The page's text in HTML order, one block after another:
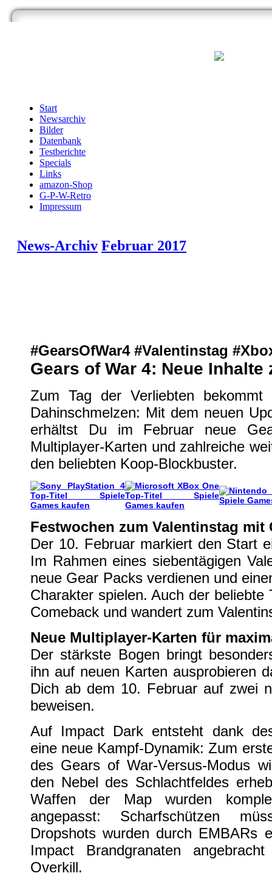
Start
Newsarchiv
Bilder
Datenbank
Testberichte
Specials
Links
amazon-Shop
G-P-W-Retro
Impressum
News-Archiv Februar 2017
#GearsOfWar4 #Valentinstag
Gears of War 4: Neue
Zum Tag der Verliebten
Dahinschmelzen: Mit dem neuen
erhältst Du im Februar neue
Multiplayer-Karten und zahlreiche
den beliebten Koop-Blockbuster.
Festwochen zum Valentinstag mit
Der 10. Februar markiert den Start
Im Rahmen eines siebentägigen
neue Gear Packs verdienen und
Charakter spielen. Auch der beliebte
Comeback und wandert zum
Neue Multiplayer-Karten für
Der stärkste Bogen bringt
ihn auf neuen Karten ausprobieren
Dich ab dem 10. Februar auf zwei
beweisen.
Auf Impact Dark entsteht dank
eine neue Kampf-Dynamik: Zum
des Gears of War-Versus-Modus
den Nebel des Schlachtfeldes
Waffen der Map wurden
angepasst: Scharfschützen
Dropshots wurden durch EMBARs
Impact Brandgranaten
Overkill.